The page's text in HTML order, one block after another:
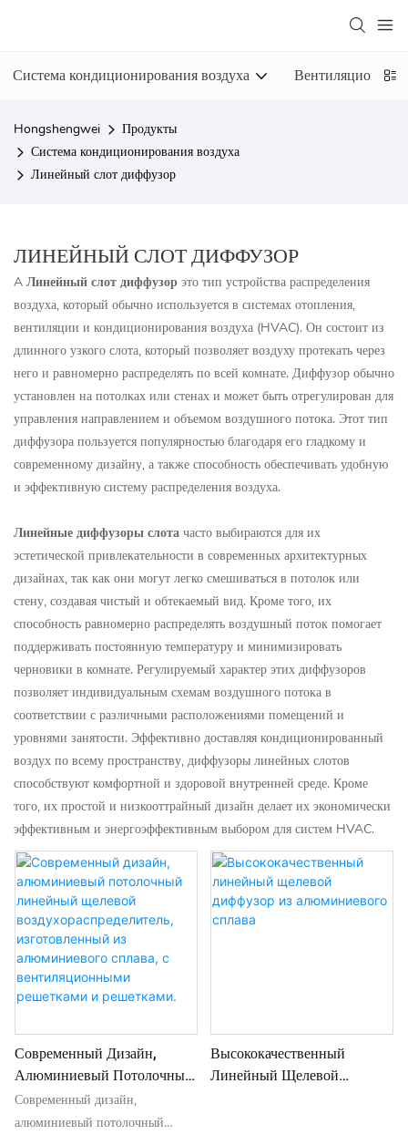
Система кондиционирования воздуха Вентиляционная
Hongshengwei
Продукты
Система кондиционирования воздуха
Линейный слот диффузор
ЛИНЕЙНЫЙ СЛОТ ДИФФУЗОР
A Линейный слот диффузор это тип устройства распределения
воздуха, который обычно используется в системах отопления,
вентиляции и кондиционирования воздуха (HVAC). Он состоит из
длинного узкого слота, который позволяет воздуху протекать через
него и равномерно распределять по всей комнате. Диффузор обычно
установлен на потолках или стенах и может быть отрегулирован для
управления направлением и объемом воздушного потока. Этот тип
диффузора пользуется популярностью благодаря его гладкому и
современному дизайну, а также способность обеспечивать удобную
и эффективную систему распределения воздуха.
Линейные диффузоры слота часто выбираются для их
эстетической привлекательности в современных архитектурных
дизайнах, так как они могут легко смешиваться в потолок или
стену, создавая чистый и обтекаемый вид. Кроме того, их
способность равномерно распределять воздушный поток помогает
поддерживать постоянную температуру и минимизировать
черновики в комнате. Регулируемый характер этих диффузоров
позволяет индивидуальным схемам воздушного потока в
соответствии с различными расположениями помещений и
уровнями занятости. Эффективно доставляя кондиционированный
воздух по всему пространству, диффузоры линейных слотов
способствуют комфортной и здоровой внутренней среде. Кроме
того, их простой и низкооттрайный дизайн делает их экономически
эффективным и энергоэффективным выбором для систем HVAC.
Современный Дизайн,
Алюминиевый Потолочный
Линейный Щелевой
Воздухораспределитель,
Современный дизайн,
алюминиевый потолочный
Высококачественный
Линейный Щелевой